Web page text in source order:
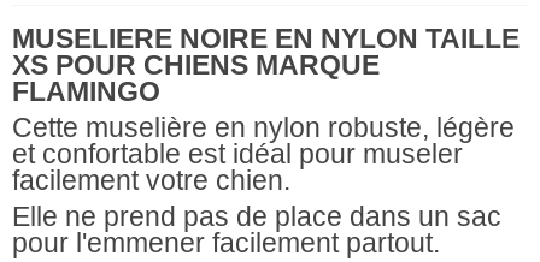
MUSELIERE NOIRE EN NYLON TAILLE
XS POUR CHIENS MARQUE
FLAMINGO
Cette muselière en nylon robuste, légère
et confortable est idéal pour museler
facilement votre chien.
Elle ne prend pas de place dans un sac
pour l'emmener facilement partout.